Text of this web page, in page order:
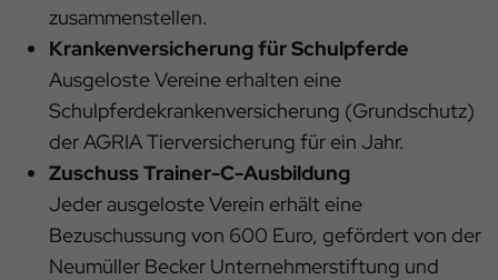
zusammenstellen.
Krankenversicherung für Schulpferde
Ausgeloste Vereine erhalten eine
Schulpferdekrankenversicherung (Grundschutz)
der AGRIA Tierversicherung für ein Jahr.
Zuschuss Trainer-C-Ausbildung
Jeder ausgeloste Verein erhält eine
Bezuschussung von 600 Euro, gefördert von der
Neumüller Becker Unternehmerstiftung und